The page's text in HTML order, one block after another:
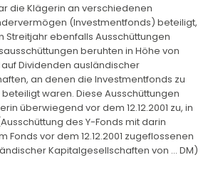
die Klägerin an verschiedenen
(Investmentfonds) beteiligt,
Streitjahr ebenfalls Ausschüttungen
beruhten in Höhe von
auf Dividenden ausländischer
an denen die Investmentfonds zu
beteiligt waren. Diese Ausschüttungen
überwiegend vor dem 12.12.2001 zu, in
des Y-Fonds mit darin
Fonds vor dem 12.12.2001 zugeflossenen
Kapitalgesellschaften von ... DM)